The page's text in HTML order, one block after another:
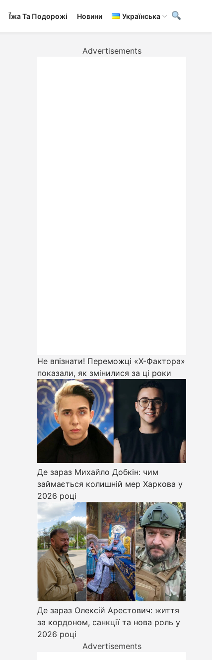
Ї́жа Та Подорожі Новини Українська
Advertisements
Не впізнати! Переможці «Х-Фактора»
показали, як змінилися за ці роки
Де зараз Михайло Добкін: чим
займається колишній мер Харкова у
2026 році
Де зараз Олексій Арестович: життя
за кордоном, санкції та нова роль у
2026 році
Advertisements